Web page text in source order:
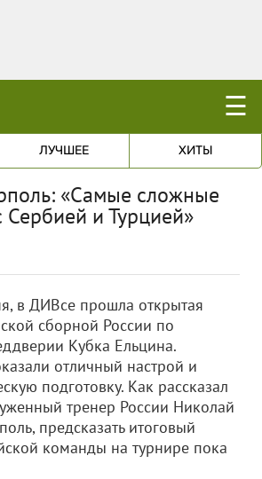
☰
ЛУЧШЕЕ ХИТЫ
«Самые сложные
Сербией и Турцией»
в ДИВсе прошла открытая
сборной России по
Кубка Ельцина.
отличный настрой и
подготовку. Как рассказал
тренер России Николай
предсказать итоговый
команды на турнире пока